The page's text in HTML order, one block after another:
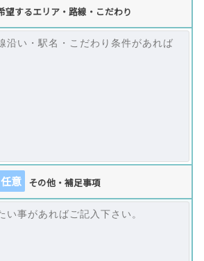
望するエリア・路線・こだわり
任意 その他・補足事項